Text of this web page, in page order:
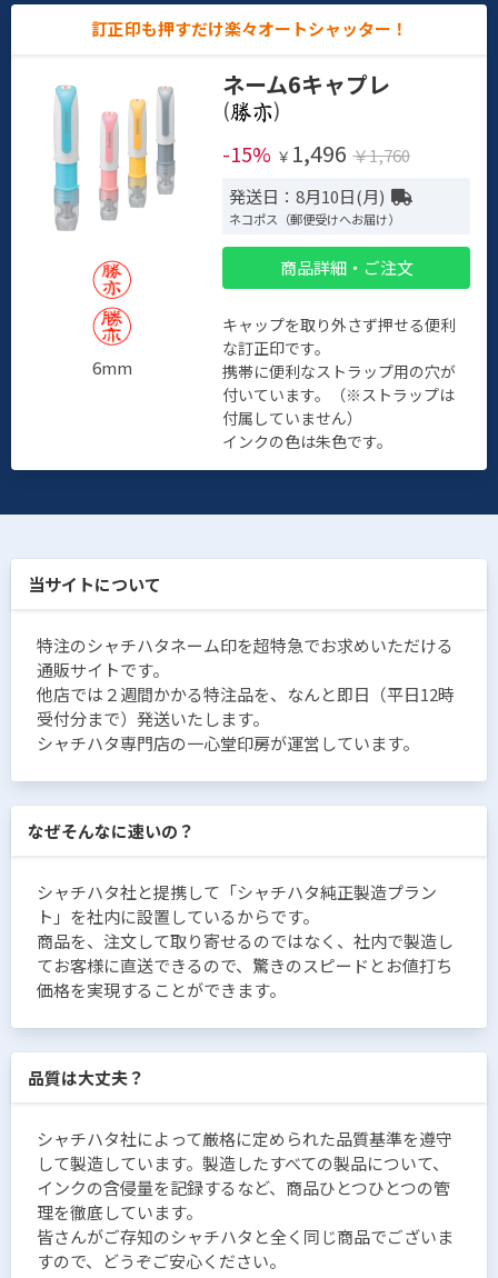
訂正印も押すだけ楽々オートシャッター！
6mm
ネーム6キャプレ
(
)
-15% ￥ 1,496 ￥1,760
発送日：8月10日(月)
ネコポス（郵便受けへお届け）
商品詳細・ご注文
キャップを取り外さず押せる便利
な訂正印です。
携帯に便利なストラップ用の穴が
付いています。（※ストラップは
付属していません）
インクの色は朱色です。
当サイトについて
特注のシャチハタネーム印を超特急でお求めいただける
通販サイトです。
他店では２週間かかる特注品を、なんと即日（平日12時
受付分まで）発送いたします。
シャチハタ専門店の一心堂印房が運営しています。
なぜそんなに速いの？
シャチハタ社と提携して「シャチハタ純正製造プラン
ト」を社内に設置しているからです。
商品を、注文して取り寄せるのではなく、社内で製造し
てお客様に直送できるので、驚きのスピードとお値打ち
価格を実現することができます。
品質は大丈夫？
シャチハタ社によって厳格に定められた品質基準を遵守
して製造しています。製造したすべての製品について、
インクの含侵量を記録するなど、商品ひとつひとつの管
理を徹底しています。
皆さんがご存知のシャチハタと全く同じ商品でございま
すので、どうぞご安心ください。